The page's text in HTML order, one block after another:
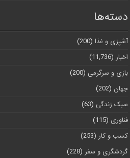
دسته‌ها
آشپزی و غذا (200)
اخبار (11,736)
بازی و سرگرمی (200)
جهان (202)
سبک زندگی (63)
فناوری (115)
کسب و کار (253)
گردشگری و سفر (228)